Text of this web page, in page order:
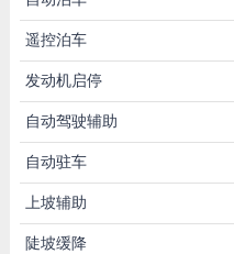
遥控泊车
发动机启停
自动驾驶辅助
自动驻车
上坡辅助
陡坡缓降